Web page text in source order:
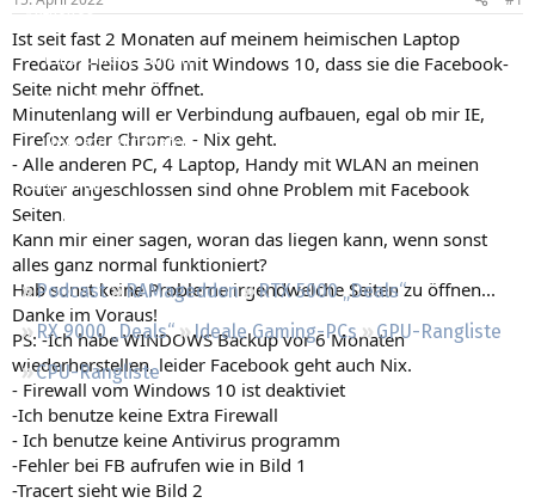
Aktuelles
Empfohlene Inhalte
Neue Beiträge
Neueste Aktivitäten
Leserartikel
Regeln
Podcast RAMageddon
RTX 5000 „Deals“
RX 9000 „Deals“
Ideale Gaming-PCs
GPU-Rangliste
CPU-Rangliste
e
r
t
a
m
Ist seit fast 2 Monaten auf meinem heimischen Laptop
Fredator Helios 300 mit Windows 10, dass sie die Facebook-
Seite nicht mehr öffnet.
Minutenlang will er Verbindung aufbauen, egal ob mir IE,
Firefox oder Chrome. - Nix geht.
- Alle anderen PC, 4 Laptop, Handy mit WLAN an meinen
Router angeschlossen sind ohne Problem mit Facebook
Seiten.
Kann mir einer sagen, woran das liegen kann, wenn sonst
alles ganz normal funktioniert?
Hab sonst keine Probleme irgendwelche Seiten zu öffnen...
Danke im Voraus!
PS: -Ich habe WINDOWS Backup vor 6 Monaten
wiederherstellen, leider Facebook geht auch Nix.
- Firewall vom Windows 10 ist deaktiviet
-Ich benutze keine Extra Firewall
- Ich benutze keine Antivirus programm
-Fehler bei FB aufrufen wie in Bild 1
-Tracert sieht wie Bild 2